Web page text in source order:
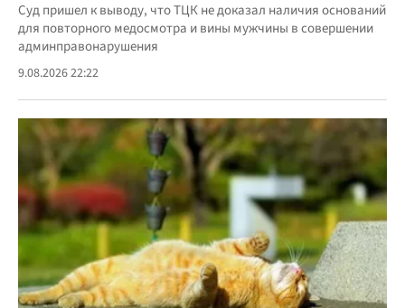
Суд пришел к выводу, что ТЦК не доказал наличия оснований
для повторного медосмотра и вины мужчины в совершении
админправонарушения
9.08.2026 22:22